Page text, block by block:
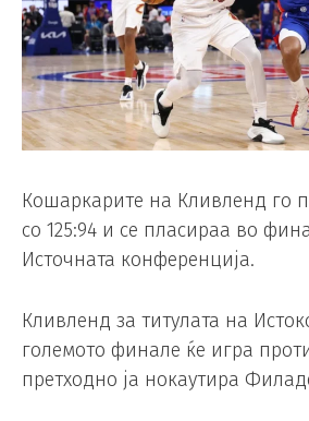
Кошаркарите на Кливленд го
со 125:94 и се пласираа во
Источната конференција.
Кливленд за титулата на
големото финале ќе игра
претходно ја нокаутира